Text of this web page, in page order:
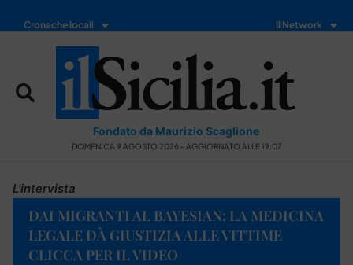
Cronache locali Il Network
Fondato da Maurizio Scaglione
DOMENICA 9 AGOSTO 2026 - AGGIORNATO ALLE 19:07
L'intervista
DAI MIGRANTI AL BAYESIAN: LA MEDICINA
LEGALE DÀ GIUSTIZIA ALLE VITTIME
CLICCA PER IL VIDEO